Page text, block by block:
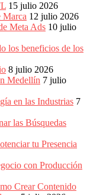
15 julio 2026
Marca 12 julio 2026
Meta Ads 10 julio
los beneficios de los
8 julio 2026
Medellín 7 julio
en las Industrias 7
las Búsquedas
tu Presencia
con Producción
Crear Contenido